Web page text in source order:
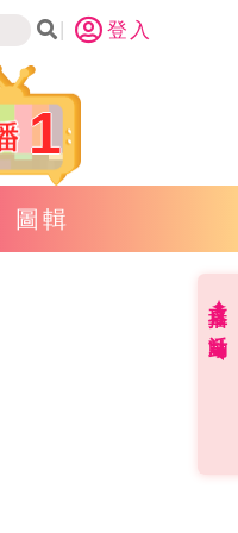
登入
1
圖輯
直播✦活動